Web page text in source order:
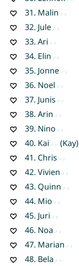
31. Malin
32. Jule
33. Ari
34. Elin
35. Jonne
36. Noel
37. Junis
38. Arin
39. Nino
40. Kai
(Kay)
41. Chris
42. Vivien
43. Quinn
44. Mio
45. Juri
46. Noa
47. Marian
48. Bela